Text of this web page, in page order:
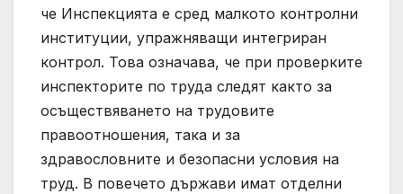
че Инспекцията е сред малкото контролни
институции, упражняващи интегриран
контрол. Това означава, че при проверките
инспекторите по труда следят както за
осъществяването на трудовите
правоотношения, така и за
здравословните и безопасни условия на
труд. В повечето държави имат отделни